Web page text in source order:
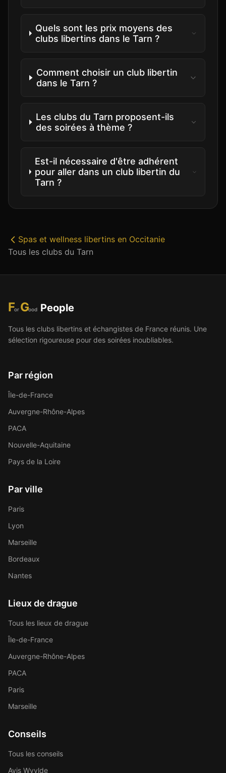
Quels sont les prix moyens des
clubs libertins dans le Tarn ?
Comment choisir un club libertin
dans le Tarn ?
Les clubs du Tarn proposent-ils
des soirées à thème ?
Est-il nécessaire d'être adhérent
pour aller dans un club libertin du
Tarn ?
Spas et wellness libertins en Occitanie
Tous les clubs du Tarn
For Good People
Tous les clubs libertins et échangistes de France réunis. Une
sélection rigoureuse pour des soirées inoubliables.
Par région
Île-de-France
Auvergne-Rhône-Alpes
PACA
Nouvelle-Aquitaine
Pays de la Loire
Par ville
Paris
Lyon
Marseille
Bordeaux
Nantes
Lieux de drague
Tous les lieux de drague
Île-de-France
Auvergne-Rhône-Alpes
PACA
Paris
Marseille
Conseils
Tous les conseils
Avis Wyylde